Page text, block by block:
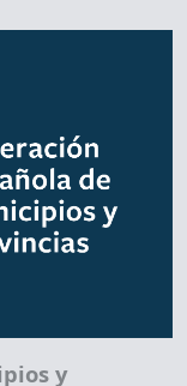
y